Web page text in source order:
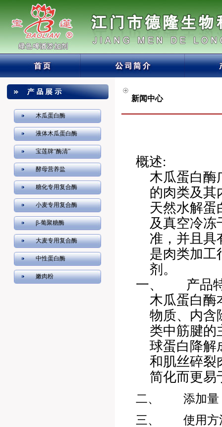
木瓜蛋白酶
液体木瓜蛋白酶
宝莲牌“酶清”
酵母营养盐
糖化专用复合酶
小麦专用复合酶
β-葡聚糖酶
大麦专用复合酶
中性蛋白酶
嫩肉粉
新闻中心
概述:
木瓜蛋白酶
的肉类及其
天然水解蛋
及真空冷冻
准，并且具
是肉类加工
剂。
一、
产品
木瓜蛋白酶
物质、内含
类中筋腱的
球蛋白降解
和肌丝碎裂
简化而更易
二、
添加量
三、
使用方